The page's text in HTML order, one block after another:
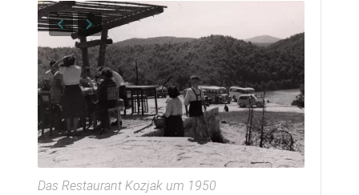
Das Restaurant Kozjak um 1950